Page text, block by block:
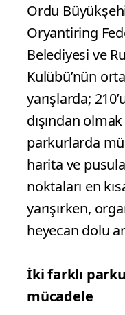
Ordu
Oryantiring
Belediyesi ve
Kulübü’nün
yarışlarda;
dışından
parkurlarda
harita ve
noktaları en
yarışırken,
heyecan dolu
İki farklı
mücadele